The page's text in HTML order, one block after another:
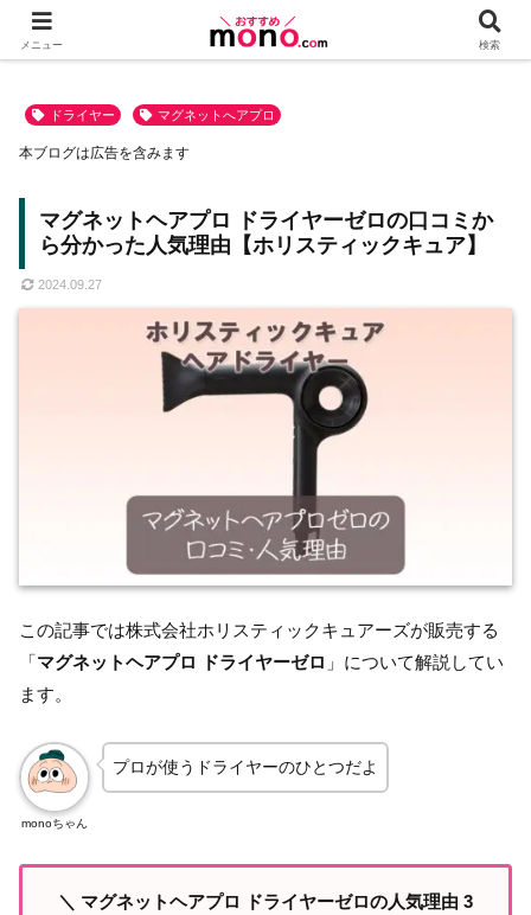
ドライヤー マグネットへアプロ
マグネットヘアプロ ドライヤーゼロの口コミか
ら分かった人気理由【ホリスティックキュア】
2024.09.27
本ブログは広告を含みます
この記事では株式会社ホリスティックキュアーズが販売する
「マグネットヘアプロ ドライヤーゼロ 」について解説してい
ます。
monoちゃん
プロが使うドライヤーのひとつだよ
＼ マグネットヘアプロ ドライヤーゼロの人気理由 3
メニュー 検索